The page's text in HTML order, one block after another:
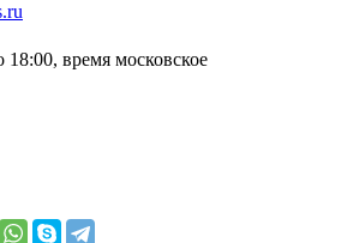
18:00, время московское